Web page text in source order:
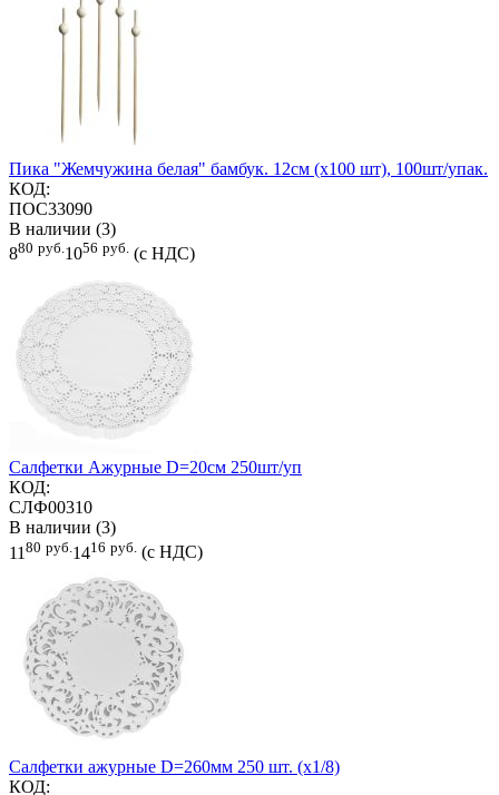
Пика "Жемчужина белая" бамбук. 12см (х100 шт), 100шт/упак.
КОД:
ПОС33090
В наличии (3)
880 руб.1056 руб. (с НДС)
Салфетки Ажурные D=20см 250шт/уп
КОД:
СЛФ00310
В наличии (3)
11 80 руб. 1416 руб. (с НДС)
Салфетки ажурные D=260мм 250 шт. (х1/8)
КОД: